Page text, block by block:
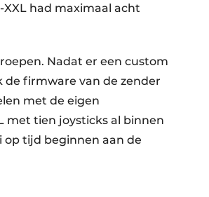
had maximaal acht
Nadat er een custom
de firmware van de zender
met de eigen
met tien joysticks al binnen
op tijd beginnen aan de